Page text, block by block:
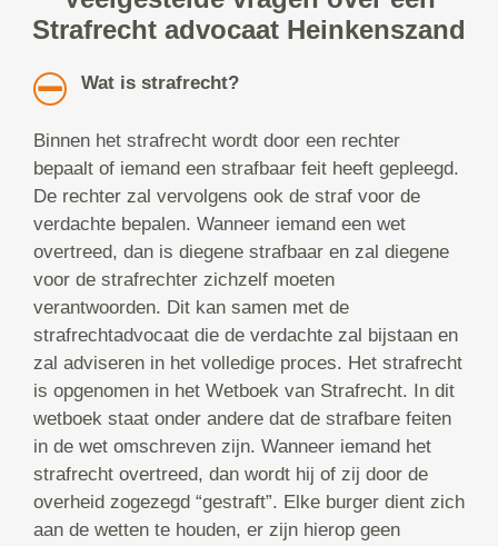
Strafrecht advocaat Heinkenszand
Wat is strafrecht?
Binnen het strafrecht wordt door een rechter
bepaalt of iemand een strafbaar feit heeft gepleegd.
De rechter zal vervolgens ook de straf voor de
verdachte bepalen. Wanneer iemand een wet
overtreed, dan is diegene strafbaar en zal diegene
voor de strafrechter zichzelf moeten
verantwoorden. Dit kan samen met de
strafrechtadvocaat die de verdachte zal bijstaan en
zal adviseren in het volledige proces. Het strafrecht
is opgenomen in het Wetboek van Strafrecht. In dit
wetboek staat onder andere dat de strafbare feiten
in de wet omschreven zijn. Wanneer iemand het
strafrecht overtreed, dan wordt hij of zij door de
overheid zogezegd “gestraft”. Elke burger dient zich
aan de wetten te houden, er zijn hierop geen